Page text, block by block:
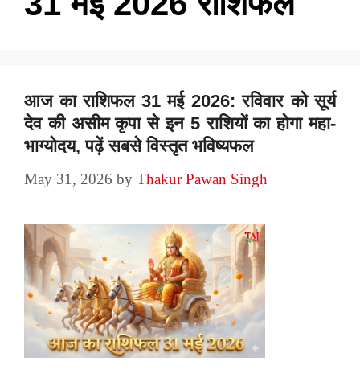
आज का राशिफल 31 मई 2026: रविवार को सूर्य
देव की असीम कृपा से इन 5 राशियों का होगा महा-
भाग्योदय, पढ़ें सबसे विस्तृत भविष्यफल
May 31, 2026 by Thakur Pawan Singh